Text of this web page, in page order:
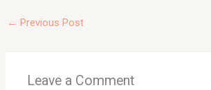
← Previous Post
Leave a Comment